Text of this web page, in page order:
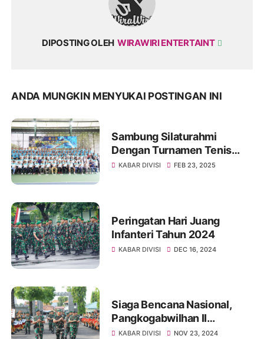
DIPOSTING OLEH WIRAWIRI ENTERTAINT
ANDA MUNGKIN MENYUKAI POSTINGAN INI
Sambung Silaturahmi
Dengan Turnamen Tenis
Lapangan
KABAR DIVISI FEB 23, 2025
Peringatan Hari Juang
Infanteri Tahun 2024
KABAR DIVISI DEC 16, 2024
Siaga Bencana Nasional,
Pangkogabwilhan II
Mengecek Kesiapan
KABAR DIVISI NOV 23, 2024